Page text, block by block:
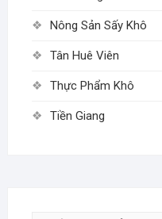
Nông Sản Sấy Khô
Tân Huê Viên
Thực Phẩm Khô
Tiền Giang